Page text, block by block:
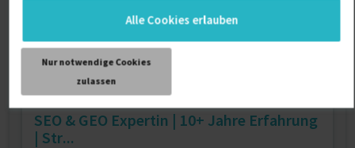
Alle Cookies erlauben
Nur notwendige Cookies
zulassen
SEO & GEO Expertin | 10+ Jahre Erfahrung
| Str...